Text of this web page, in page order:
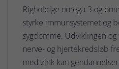
Righoldige omega-3 og
styrke immunsystemet og
sygdomme. Udviklingen
nerve- og hjertekredsløb
med zink kan